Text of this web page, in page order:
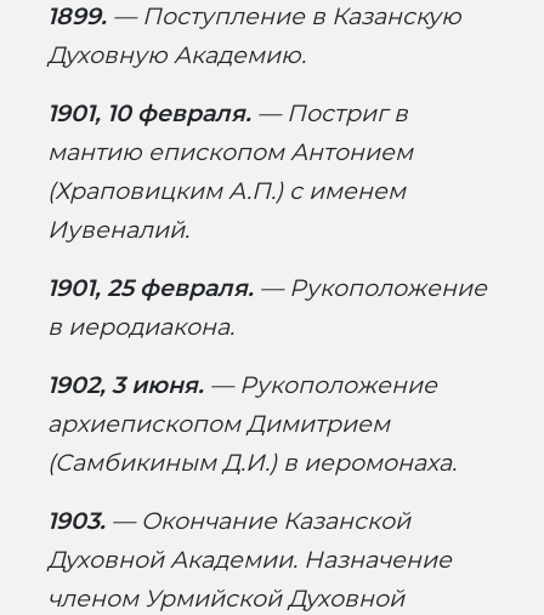
1899. — Поступление в Казанскую
Духовную Академию.
1901, 10 февраля. — Постриг в
мантию епископом Антонием
(Храповицким А.П.) с именем
Иувеналий.
1901, 25 февраля. — Рукоположение
в иеродиакона.
1902, 3 июня. — Рукоположение
архиепископом Димитрием
(Самбикиным Д.И.) в иеромонаха.
1903. — Окончание Казанской
Духовной Академии. Назначение
членом Урмийской Духовной